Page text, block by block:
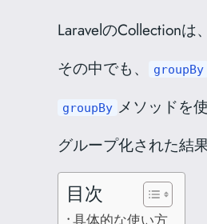
LaravelのCollection
その中でも、
groupBy
groupBy メソッドを
グループ化された結
目次
具体的な使い方